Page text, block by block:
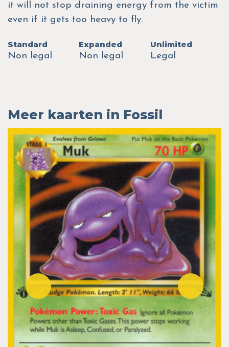
it will not stop draining energy from the victim
even if it gets too heavy to fly.
Standard
Non legal
Expanded
Non legal
Unlimited
Legal
Meer kaarten in Fossil